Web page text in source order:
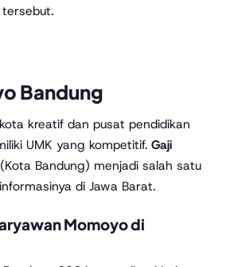
Bandung
kreatif dan pusat pendidikan
UMK yang kompetitif. Gaji
(Kota Bandung) menjadi salah satu
di Jawa Barat.
Momoyo di